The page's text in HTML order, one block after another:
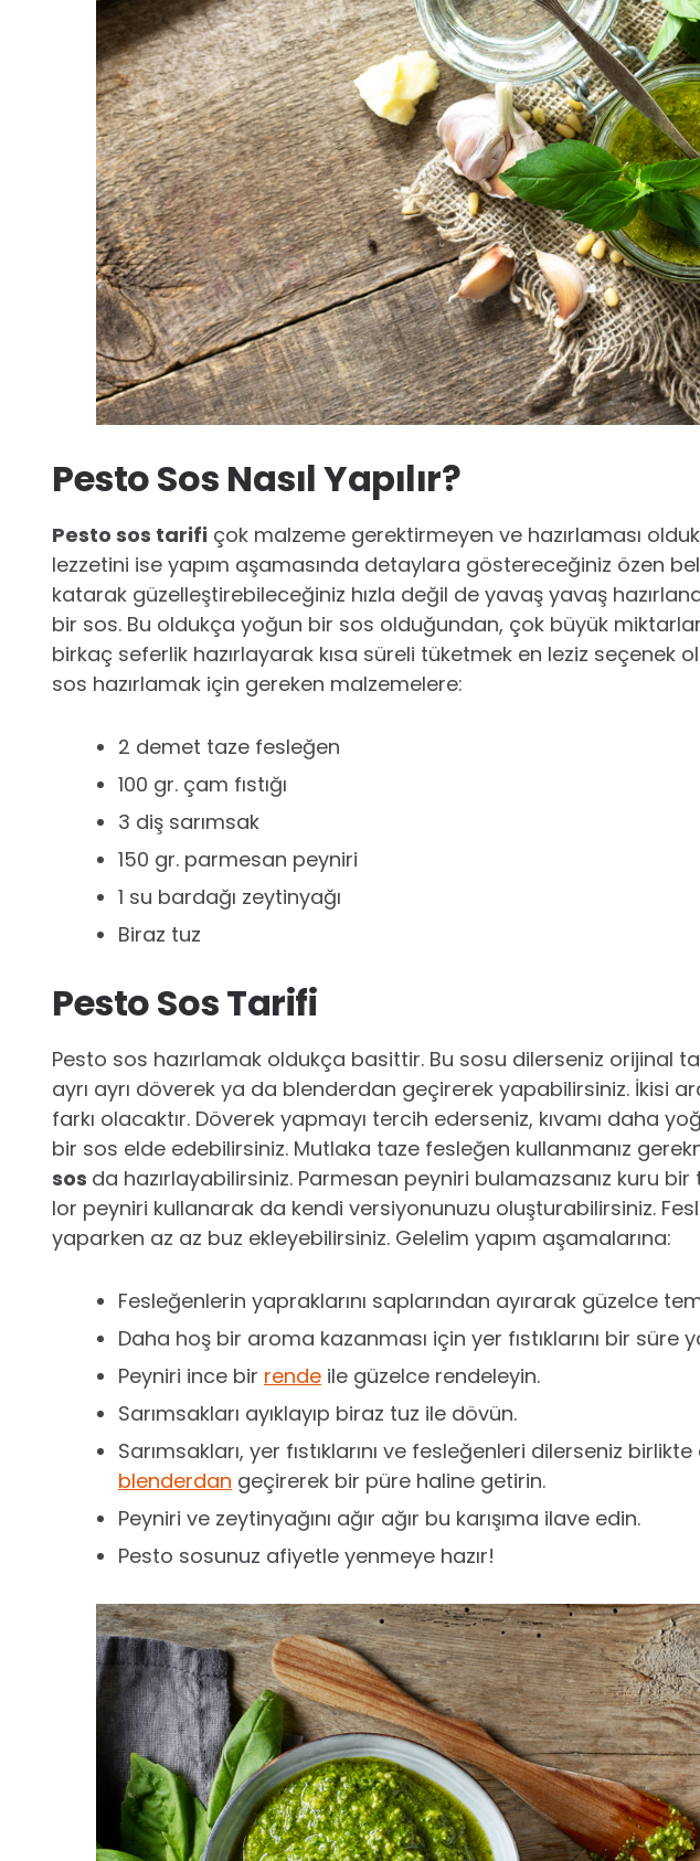
Pesto Sos Nasıl Yapılır?
Pesto sos tarifi çok malzeme gerektirmeyen ve hazırlaması
lezzetini ise yapım aşamasında detaylara göstereceğiniz özen
katarak güzelleştirebileceğiniz hızla değil de yavaş yavaş
bir sos. Bu oldukça yoğun bir sos olduğundan, çok büyük
birkaç seferlik hazırlayarak kısa süreli tüketmek en leziz seçenek
sos hazırlamak için gereken malzemelere:
2 demet taze fesleğen
100 gr. çam fıstığı
3 diş sarımsak
150 gr. parmesan peyniri
1 su bardağı zeytinyağı
Biraz tuz
Pesto Sos Tarifi
Pesto sos hazırlamak oldukça basittir. Bu sosu dilerseniz orijinal
ayrı ayrı döverek ya da blenderdan geçirerek yapabilirsiniz. İkisi
farkı olacaktır. Döverek yapmayı tercih ederseniz, kıvamı daha
bir sos elde edebilirsiniz. Mutlaka taze fesleğen kullanmanız
sos da hazırlayabilirsiniz. Parmesan peyniri bulamazsanız kuru
lor peyniri kullanarak da kendi versiyonunuzu oluşturabilirsiniz.
yaparken az az buz ekleyebilirsiniz. Gelelim yapım aşamalarına:
Fesleğenlerin yapraklarını saplarından ayırarak güzelce
Daha hoş bir aroma kazanması için yer fıstıklarını bir süre
Peyniri ince bir rende ile güzelce rendeleyin.
Sarımsakları ayıklayıp biraz tuz ile dövün.
Sarımsakları, yer fıstıklarını ve fesleğenleri dilerseniz
blenderdan geçirerek bir püre haline getirin.
Peyniri ve zeytinyağını ağır ağır bu karışıma ilave edin.
Pesto sosunuz afiyetle yenmeye hazır!